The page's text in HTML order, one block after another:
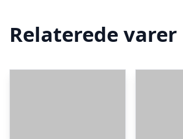
Relaterede varer